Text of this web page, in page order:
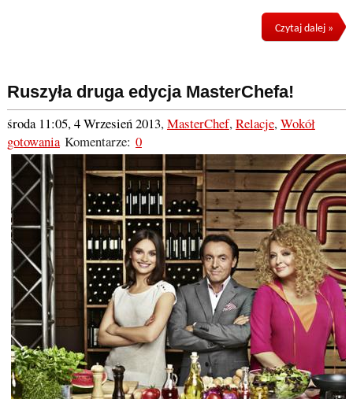
Czytaj dalej »
Ruszyła druga edycja MasterChefa!
środa 11:05, 4 Wrzesień 2013,MasterChef,Relacje,Wokół
gotowaniaKomentarze: 0